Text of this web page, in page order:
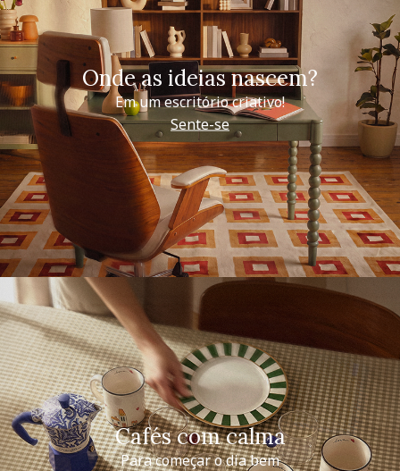
Onde as ideias nascem?
Em um escritório criativo!
Sente-se
Cafés com calma
Para começar o dia bem